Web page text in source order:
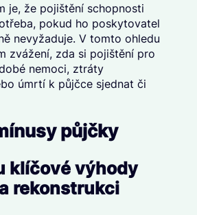
je, že pojištění schopnosti
pokud ho poskytovatel
nevyžaduje. V tomto ohledu
zvážení, zda si pojištění pro
nemoci, ztráty
úmrtí k půjčce sjednat či
půjčky
klíčové výhody
rekonstrukci